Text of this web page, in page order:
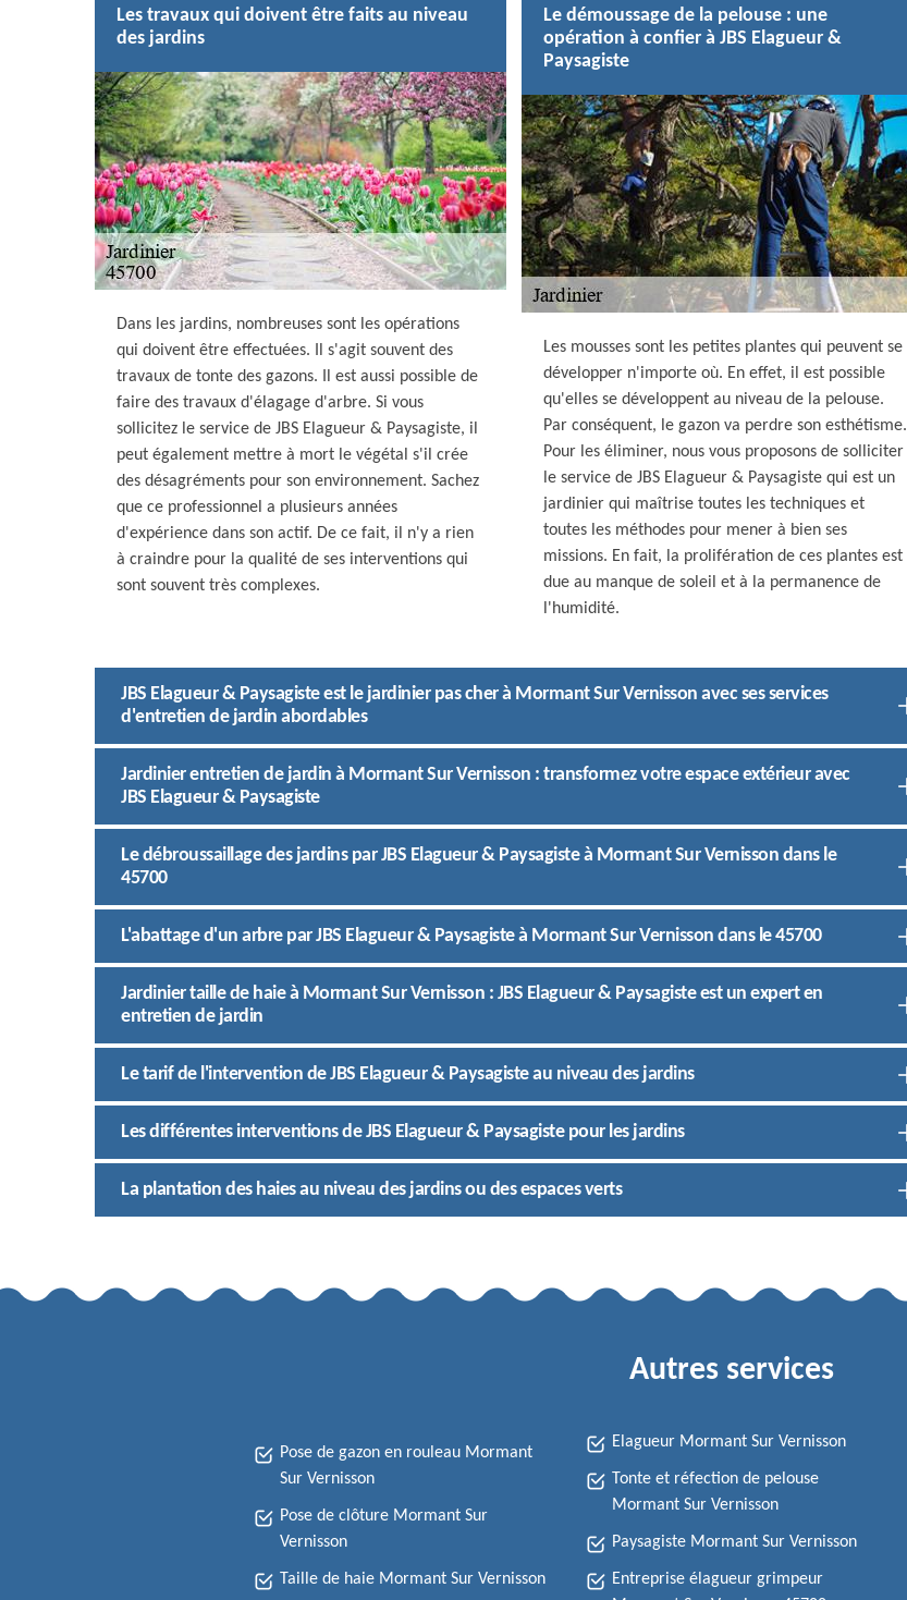
Les travaux qui doivent être faits au niveau
des jardins
Dans les jardins, nombreuses sont les opérations
qui doivent être effectuées. Il s'agit souvent des
travaux de tonte des gazons. Il est aussi possible de
faire des travaux d'élagage d'arbre. Si vous
sollicitez le service de JBS Elagueur & Paysagiste, il
peut également mettre à mort le végétal s'il crée
des désagréments pour son environnement. Sachez
que ce professionnel a plusieurs années
d'expérience dans son actif. De ce fait, il n'y a rien
à craindre pour la qualité de ses interventions qui
sont souvent très complexes.
Le démoussage de la pelouse : une
opération à confier à JBS Elagueur &
Paysagiste
Les mousses sont les petites plantes qui peuvent se
développer n'importe où. En effet, il est possible
qu'elles se développent au niveau de la pelouse.
Par conséquent, le gazon va perdre son esthétisme.
Pour les éliminer, nous vous proposons de solliciter
le service de JBS Elagueur & Paysagiste qui est un
jardinier qui maîtrise toutes les techniques et
toutes les méthodes pour mener à bien ses
missions. En fait, la prolifération de ces plantes est
due au manque de soleil et à la permanence de
l'humidité.
JBS Elagueur & Paysagiste est le jardinier pas cher à Mormant Sur Vernisson avec ses services
d'entretien de jardin abordables
Jardinier entretien de jardin à Mormant Sur Vernisson : transformez votre espace extérieur avec
JBS Elagueur & Paysagiste
Le débroussaillage des jardins par JBS Elagueur & Paysagiste à Mormant Sur Vernisson dans le
45700
L'abattage d'un arbre par JBS Elagueur & Paysagiste à Mormant Sur Vernisson dans le 45700
Jardinier taille de haie à Mormant Sur Vernisson : JBS Elagueur & Paysagiste est un expert en
entretien de jardin
Le tarif de l'intervention de JBS Elagueur & Paysagiste au niveau des jardins
Les différentes interventions de JBS Elagueur & Paysagiste pour les jardins
La plantation des haies au niveau des jardins ou des espaces verts
Autres services
Pose de gazon en rouleau Mormant
Sur Vernisson
Pose de clôture Mormant Sur
Vernisson
Taille de haie Mormant Sur Vernisson
Elagueur Mormant Sur Vernisson
Tonte et réfection de pelouse
Mormant Sur Vernisson
Paysagiste Mormant Sur Vernisson
Entreprise élagueur grimpeur